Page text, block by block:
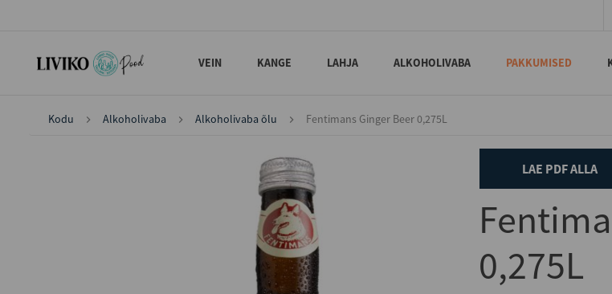
VEIN KANGE LAHJA ALKOHOLIVABA PAKKUMISED
Kodu Alkoholivaba Alkoholivaba õlu Fentimans Ginger Beer 0,275L
LAE PDF ALLA
0,275L